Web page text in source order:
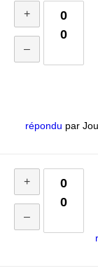
0
0
répondu par
0
0